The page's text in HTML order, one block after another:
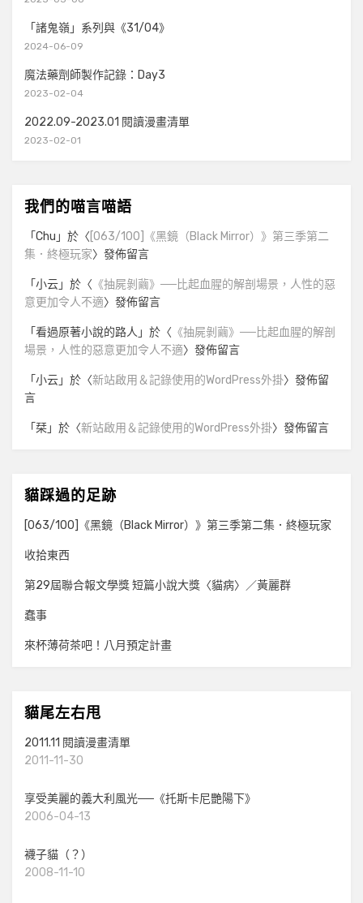
「諸鬼嶺」系列與《31/04》
2024-06-09
魔法藥劑師製作記錄：Day3
2023-02-04
2022.09-2023.01 閱讀漫畫清單
2023-02-01
我們的喵言喵語
「Chu 」於〈 [063/100]《黑鏡（Black Mirror）》第三季第二
集．終極玩家〉發佈留言
「小云」於〈 《抽屍剝繭》──比起血腥的解剖場景，人性的惡
意更加令人不適〉發佈留言
「看過原著小說的路人 」於〈 《抽屍剝繭》──比起血腥的解剖
場景，人性的惡意更加令人不適〉發佈留言
「小云」於〈新站啟用＆記錄使用的WordPress外掛〉發佈留
言
「栞」於〈新站啟用＆記錄使用的WordPress外掛〉發佈留言
貓踩過的足跡
[063/100]《黑鏡（Black Mirror）》第三季第二集．終極玩家
收拾東西
第29屆聯合報文學獎 短篇小說大獎〈貓病〉／黃麗群
蠢事
來杯薄荷茶吧！八月預定計畫
貓尾左右甩
2011.11 閱讀漫畫清單
2011-11-30
享受美麗的義大利風光──《托斯卡尼艷陽下》
2006-04-13
襪子貓（？）
2008-11-10